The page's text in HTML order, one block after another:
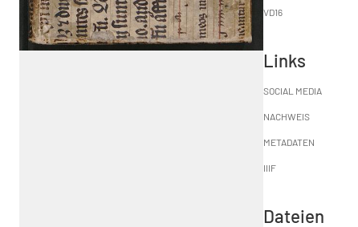
VD16
Links
SOCIAL MEDIA
NACHWEIS
METADATEN
IIIF
Dateien